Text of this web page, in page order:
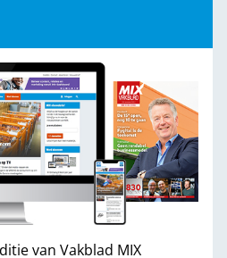
van Vakblad MIX